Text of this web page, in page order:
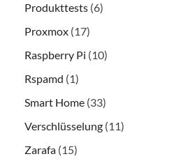
Produkttests (6)
Proxmox (17)
Raspberry Pi (10)
Rspamd (1)
Smart Home (33)
Verschlüsselung (11)
Zarafa (15)